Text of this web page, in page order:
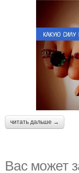
читать дальше →
Вас может